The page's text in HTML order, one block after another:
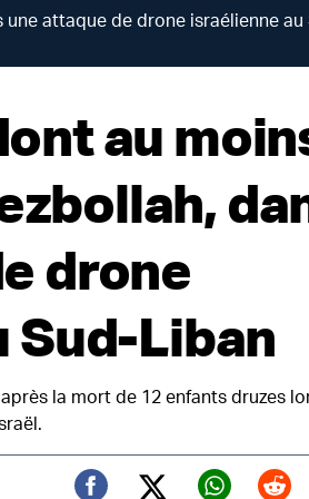
attaque de drone israélienne au
au
drone
Sud-Liban
la mort de 12 enfants druzes